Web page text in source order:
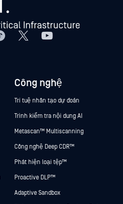
Công nghệ
Trí tuệ nhân tạo dự đoán
Trình kiểm tra nội dung AI
Metascan™ Multiscanning
Công nghệ Deep CDR™
Phát hiện loại tệp™
Proactive DLP™
Adaptive Sandbox